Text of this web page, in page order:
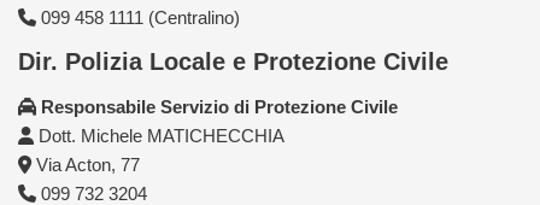
099 458 1111 (Centralino)
Dir. Polizia Locale e Protezione Civile
Responsabile Servizio di Protezione Civile
Dott. Michele MATICHECCHIA
Via Acton, 77
099 732 3204